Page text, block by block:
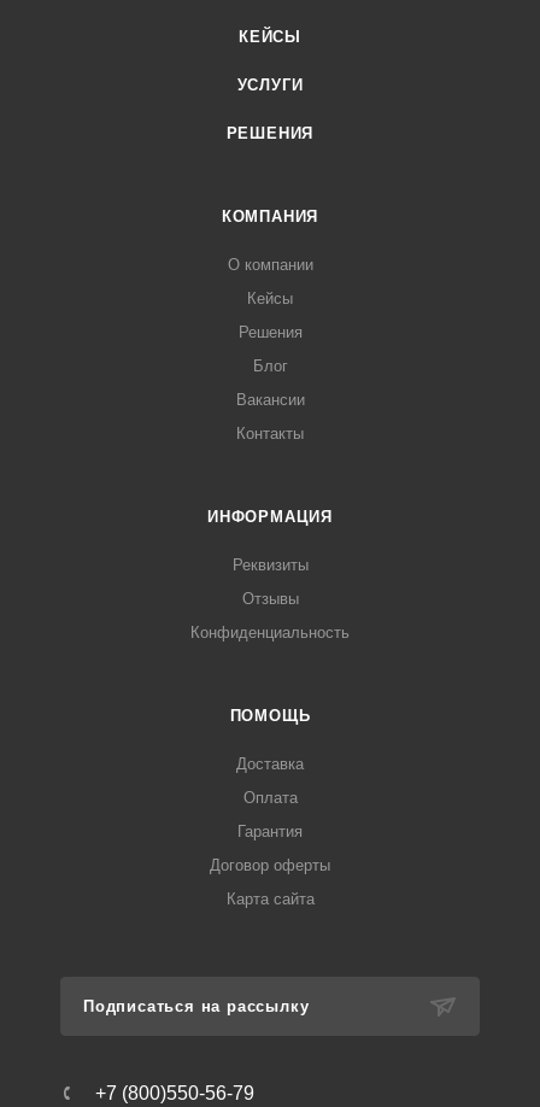
КЕЙСЫ
УСЛУГИ
РЕШЕНИЯ
КОМПАНИЯ
О компании
Кейсы
Решения
Блог
Вакансии
Контакты
ИНФОРМАЦИЯ
Реквизиты
Отзывы
Конфиденциальность
ПОМОЩЬ
Доставка
Оплата
Гарантия
Договор оферты
Карта сайта
Подписаться на рассылку
+7 (800)550-56-79